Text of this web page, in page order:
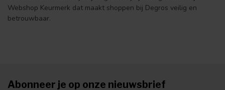
Webshop Keurmerk dat maakt shoppen bij Degros veilig en
betrouwbaar.
Abonneer je op onze nieuwsbrief